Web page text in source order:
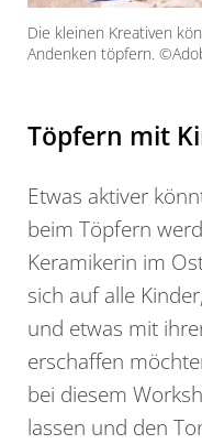
Die kleinen Kreativen
Andenken töpfern.
Töpfern mit
Etwas aktiver
beim Töpfern
Keramikerin im
sich auf alle
und etwas mit
erschaffen
bei diesem
lassen und den